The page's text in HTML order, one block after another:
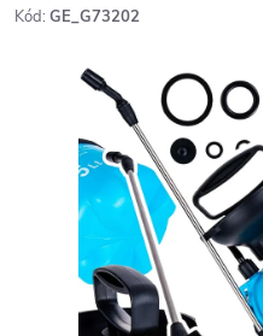
Kód: GE_G73202